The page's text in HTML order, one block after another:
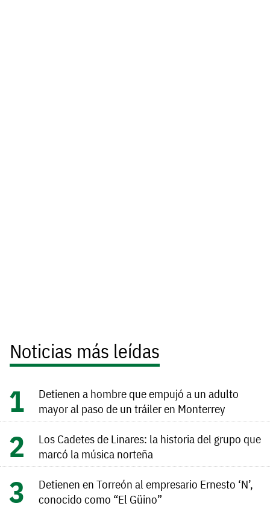
Noticias más leídas
Detienen a hombre que empujó a un adulto
mayor al paso de un tráiler en Monterrey
Los Cadetes de Linares: la historia del grupo que
marcó la música norteña
Detienen en Torreón al empresario Ernesto ‘N’,
conocido como “El Güino”